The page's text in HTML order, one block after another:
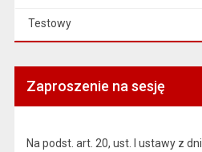
Testowy
Zaproszenie na sesję
Na podst. art. 20, ust. l ustawy